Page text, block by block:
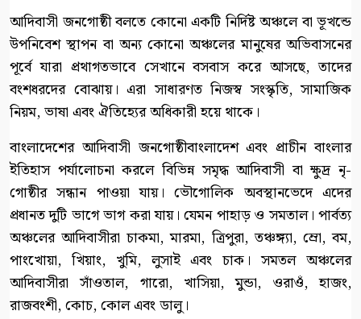
আদিবাসী জনগোষ্ঠী বলতে কোনো একটি নির্দিষ্ট অঞ্চলে বা ভূখন্ডে
উপনিবেশ স্থাপন বা অন্য কোনো অঞ্চলের মানুষের অভিবাসনের
পূর্বে যারা প্রথাগতভাবে সেখানে বসবাস করে আসছে, তাদের
বংশধরদের বোঝায়। এরা সাধারণত নিজস্ব সংস্কৃতি, সামাজিক
নিয়ম, ভাষা এবং ঐতিহ্যের অধিকারী হয়ে থাকে।
বাংলাদেশের আদিবাসী জনগোষ্ঠীবাংলাদেশ এবং প্রাচীন বাংলার
ইতিহাস পর্যালোচনা করলে বিভিন্ন সমৃদ্ধ আদিবাসী বা ক্ষুদ্র নৃ-
গোষ্ঠীর সন্ধান পাওয়া যায়। ভৌগোলিক অবস্থানভেদে এদের
প্রধানত দুটি ভাগে ভাগ করা যায়। যেমন পাহাড় ও সমতাল। পার্বত্য
অঞ্চলের আদিবাসীরা চাকমা, মারমা, ত্রিপুরা, তঞ্চঙ্গ্যা, ম্রো, বম,
পাংখোয়া, খিয়াং, খুমি, লুসাই এবং চাক। সমতল অঞ্চলের
আদিবাসীরা সাঁওতাল, গারো, খাসিয়া, মুন্ডা, ওরাওঁ, হাজং,
রাজবংশী, কোচ, কোল এবং ডালু।